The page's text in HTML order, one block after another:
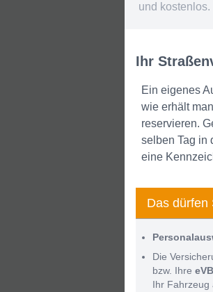
und kostenlos.
Ihr
Ein eigenes
wie erhält
reservieren.
selben Tag in
eine
Das dürfen
Die
bzw. Ihre
Ihr Fahrzeug